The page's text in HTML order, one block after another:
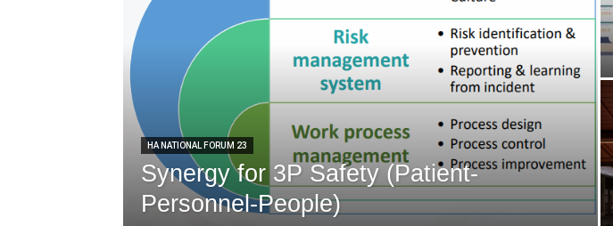
HA NATIONAL FORUM 23
Synergy for 3P Safety (Patient-
Personnel-People)